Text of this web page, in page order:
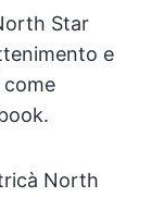
Star
e
come
North